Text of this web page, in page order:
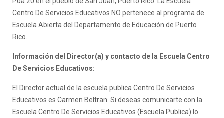
Centro De Servicios Educativos NO pertenece al programa de
Escuela Abierta del Departamento de Educación de Puerto
Rico.
Información del Director(a) y contacto de la Escuela Centro
De Servicios Educativos:
El Director actual de la escuela publica Centro De Servicios
Educativos es Carmen Beltran. Si deseas comunicarte con la
Escuela Centro De Servicios Educativos (Escuela Publica) lo